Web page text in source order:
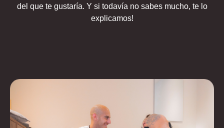
del que te gustaría. Y si todavía no sabes mucho, te lo
explicamos!